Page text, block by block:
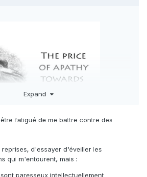
Expand
fatigué de me battre contre des
d'essayer d'éveiller les
qui m'entourent, mais :
paresseux intellectuellement